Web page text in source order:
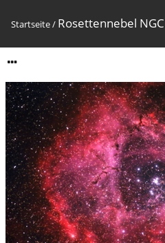
Startseite/ Rosettennebel